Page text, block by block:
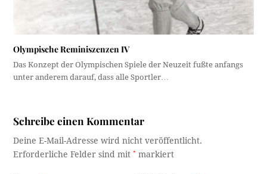
Olympische Reminiszenzen IV
Das Konzept der Olympischen Spiele der Neuzeit fußte anfangs
unter anderem darauf, dass alle Sportler…
Schreibe einen Kommentar
Deine E-Mail-Adresse wird nicht veröffentlicht.
Erforderliche Felder sind mit* markiert